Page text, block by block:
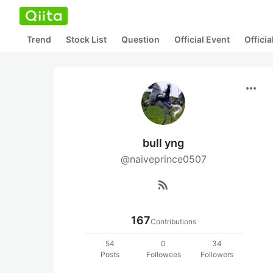
Trend Stock List Question Official Event
more_horiz
bull yng
@naiveprince0507
rss_feed
167Contributions
54
Posts
0
Followees
34
Followers